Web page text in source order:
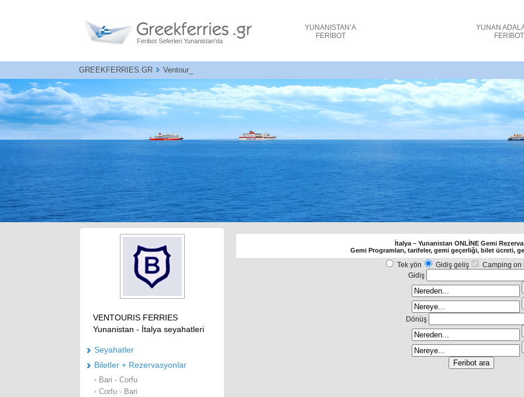
Feribot Seferleri Yunanistan'da
YUNANISTAN’A
FERİBOT
YUNAN
FERİBOT
GREEKFERRIES.GR Ventouris ferries - Bari Corfu bilet fiyatları ve rezerv _
VENTOURIS FERRIES
Yunanistan - İtalya seyahatleri
Seyahatler
Biletler + Rezervasyonlar
• Bari - Corfu
• Corfu - Bari
İtalya – Yunanistan ONLİNE Gemi
Gemi Programları, tarifeler, gemi geçerliği, bilet ücreti,
Tek yön Gidiş geliş
Camping on
Gidiş
Dönüş